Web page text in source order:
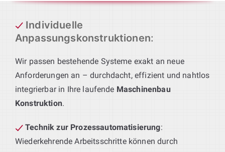
Individuelle
Anpassungskonstruktionen:
Wir passen bestehende Systeme exakt an neue
Anforderungen an – durchdacht, effizient und nahtlos
integrierbar in Ihre laufende Maschinenbau
Konstruktion.
Technik zur Prozessautomatisierung:
Wiederkehrende Arbeitsschritte können durch